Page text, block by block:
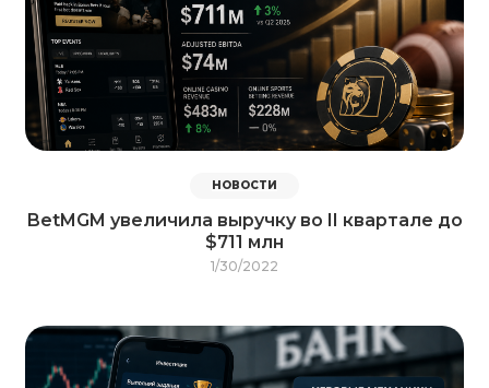
НОВОСТИ
BetMGM увеличила выручку во II квартале до
$711 млн
1/30/2022